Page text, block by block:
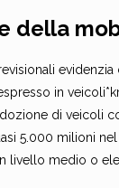
della
in
di veicoli
5.000 milioni
livello medio o